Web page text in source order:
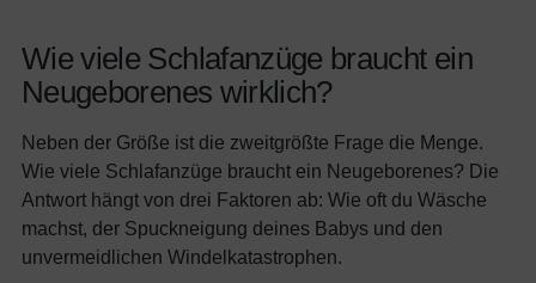
Wie viele Schlafanzüge braucht ein
Neugeborenes wirklich?
Neben der Größe ist die zweitgrößte Frage die Menge.
Wie viele Schlafanzüge braucht ein Neugeborenes? Die
Antwort hängt von drei Faktoren ab: Wie oft du Wäsche
machst, der Spuckneigung deines Babys und den
unvermeidlichen Windelkatastrophen.